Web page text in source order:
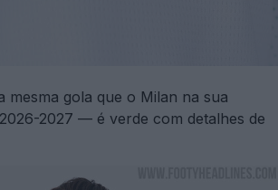
mesma gola que o Milan na sua
2027 — é verde com detalhes de